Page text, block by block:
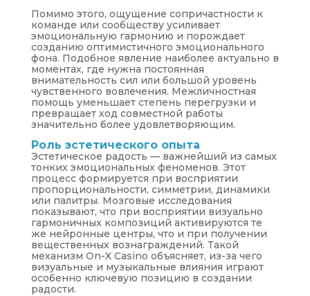
Помимо этого, ощущение сопричастности к
команде или сообществу усиливает
эмоциональную гармонию и порождает
созданию оптимистичного эмоционального
фона. Подобное явление наиболее актуально в
моментах, где нужна постоянная
внимательность сил или большой уровень
чувственного вовлечения. Межличностная
помощь уменьшает степень перегрузки и
превращает ход совместной работы
значительно более удовлетворяющим.
Роль эстетического опыта
Эстетическое радость — важнейший из самых
тонких эмоциональных феноменов. Этот
процесс формируется при восприятии
пропорциональности, симметрии, динамики
или палитры. Мозговые исследования
показывают, что при восприятии визуально
гармоничных композиций активируются те
же нейронные центры, что и при получении
вещественных вознаграждений. Такой
механизм On-X Casino объясняет, из-за чего
визуальные и музыкальные влияния играют
особенно ключевую позицию в создании
радости.